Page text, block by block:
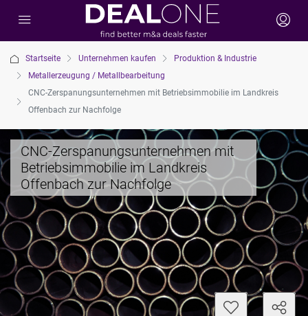
Startseite Unternehmen kaufen
Produktion & Industrie
Metallerzeugung / Metallbearbeitung
CNC-Zerspanungsunternehmen mit Betriebsimmobilie im Landkreis
Offenbach zur Nachfolge
CNC-Zerspanungsunternehmen mit
Betriebsimmobilie im Landkreis
Offenbach zur Nachfolge